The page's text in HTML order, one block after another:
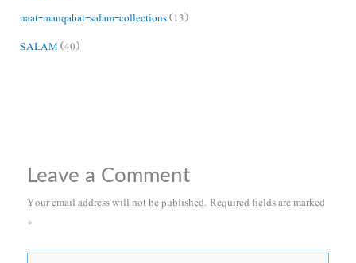
naat-manqabat-salam-collections(13)
SALAM(40)
Leave a Comment
Your email address will not be published.Required fields are marked
*